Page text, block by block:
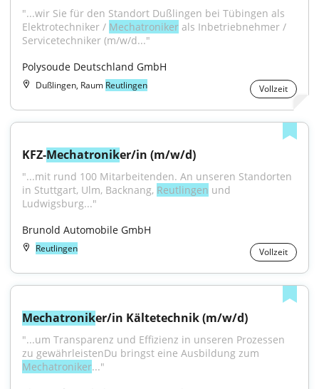
"...wir Sie für den Standort Dußlingen bei Tübingen als
Elektrotechniker / Mechatroniker als Inbetrieb­nehmer /
Servicetechniker (m/w/d..."
Polysoude Deutschland GmbH
Dußlingen, Raum Reutlingen Vollzeit
KFZ-Mechatroniker/in (m/w/d)
"...mit rund 100 Mitarbeitenden. An unseren Standorten
in Stuttgart, Ulm, Backnang, Reutlingen und
Ludwigsburg..."
Brunold Automobile GmbH
Reutlingen Vollzeit
Mechatroniker/in Kältetechnik (m/w/d)
"...um Transparenz und Effizienz in unseren Prozessen
Mechatroniker..."